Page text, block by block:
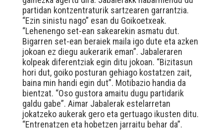
partidan kontzentraturik sartzearen garrantzia.
“Ezin sinistu nago” esan du Goikoetxeak.
“Lehenengo set-ean sakearekin asmatu dut.
Bigarren set-ean beraiek maila igo dute eta azken
jokoan ez diegu aukerarik eman”. Jabaleraren
kolpeak diferentziak egin ditu jokoan. “Bizitasun
hori dut, goiko posturan gehiago kostatzen zait,
baina min handi egin dut”. Motibazio handia da
bientzat. “Oso gustora amaitu dugu partidarik
galdu gabe”. Aimar Jabalerak estelarretan
jokatzeko aukerak gero eta gertuago ikusten ditu.
“Entrenatzen eta hobetzen jarraitu behar da”.